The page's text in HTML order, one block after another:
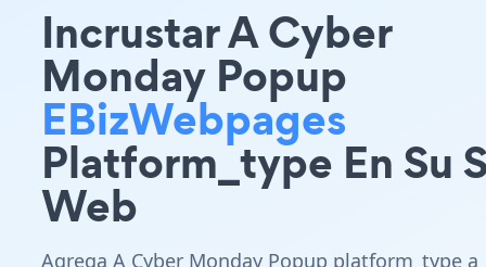
Incrustar A Cyber
Monday Popup
EBizWebpages
Platform_type En Su
Web
Agrega A Cyber Monday Popup platform_type a